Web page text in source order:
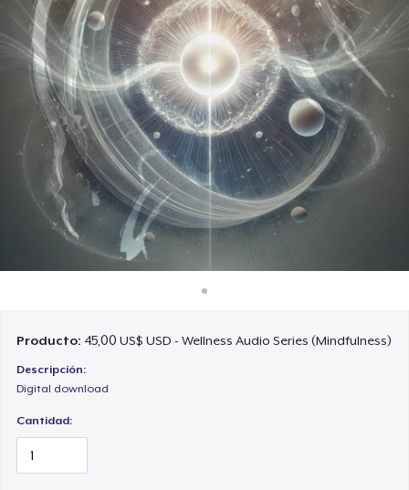
Venda en todas partes
Venda lo que sea
Producto: 45,00 US$ USD - Wellness Audio Series (Mindfulness)
Descripción:
Digital download
Cantidad: